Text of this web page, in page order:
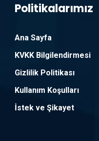
Politikalarımız
Ana Sayfa
KVKK Bilgilendirmesi
Gizlilik Politikası
Kullanım Koşulları
İstek ve Şikayet